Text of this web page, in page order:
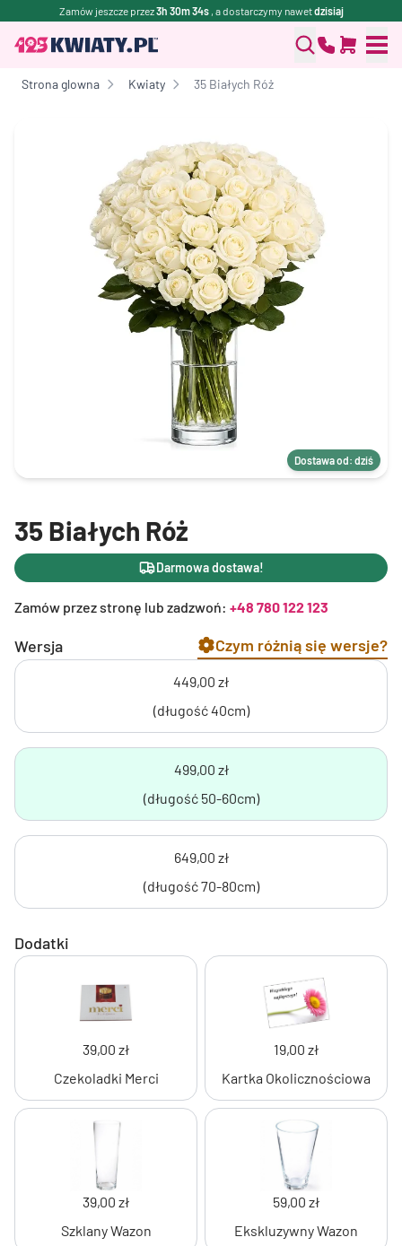
Zamów jeszcze przez3h 30m 34s , a dostarczymy nawetdzisiaj
Strona glowna Kwiaty 35 Białych Róż
Dostawa od: dziś
35 Białych Róż
Darmowa dostawa!
Zamów przez stronę lub zadzwoń: +48 780 122 123
Wersja Czym różnią się wersje?
449,00 zł
(długość 40cm)
499,00 zł
(długość 50-60cm)
649,00 zł
(długość 70-80cm)
Dodatki
39,00 zł
Czekoladki Merci
19,00 zł
Kartka Okolicznościowa
39,00 zł
Szklany Wazon
59,00 zł
Ekskluzywny Wazon